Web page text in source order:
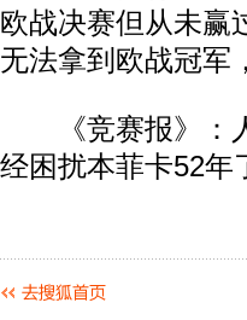
欧战决赛但从未赢
无法拿到欧战冠
《竞赛报》：人
经困扰本菲卡52年